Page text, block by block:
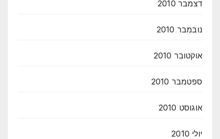
דצמבר 2010
נובמבר 2010
אוקטובר 2010
ספטמבר 2010
אוגוסט 2010
יולי 2010